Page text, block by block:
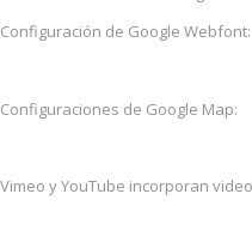
Configuración de Google Webfont:
Configuraciones de Google Map:
Vimeo y YouTube incorporan